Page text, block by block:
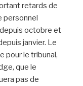
retards de
personnel
octobre et
janvier. Le
pour le tribunal,
que le
pas de